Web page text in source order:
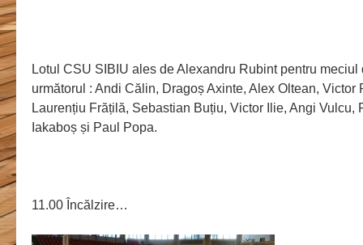
Lotul CSU SIBIU ales de Alexandru Rubint pentru meciul
următorul : Andi Călin, Dragoș Axinte, Alex Oltean, Victor
Laurențiu Frățilă, Sebastian Buțiu, Victor Ilie, Angi Vulcu,
Iakaboș și Paul Popa.
11.00 Încălzire…